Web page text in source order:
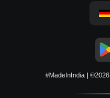
#MadeInIndia | ©2026